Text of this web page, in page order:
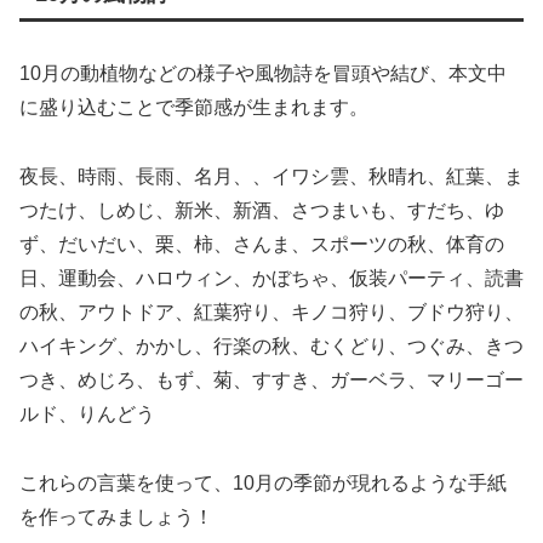
10月の動植物などの様子や風物詩を冒頭や結び、本文中
に盛り込むことで季節感が生まれます。
夜長、時雨、長雨、名月、、イワシ雲、秋晴れ、紅葉、ま
つたけ、しめじ、新米、新酒、さつまいも、すだち、ゆ
ず、だいだい、栗、柿、さんま、スポーツの秋、体育の
日、運動会、ハロウィン、かぼちゃ、仮装パーティ、読書
の秋、アウトドア、紅葉狩り、キノコ狩り、ブドウ狩り、
ハイキング、かかし、行楽の秋、むくどり、つぐみ、きつ
つき、めじろ、もず、菊、すすき、ガーベラ、マリーゴー
ルド、りんどう
これらの言葉を使って、10月の季節が現れるような手紙
を作ってみましょう！